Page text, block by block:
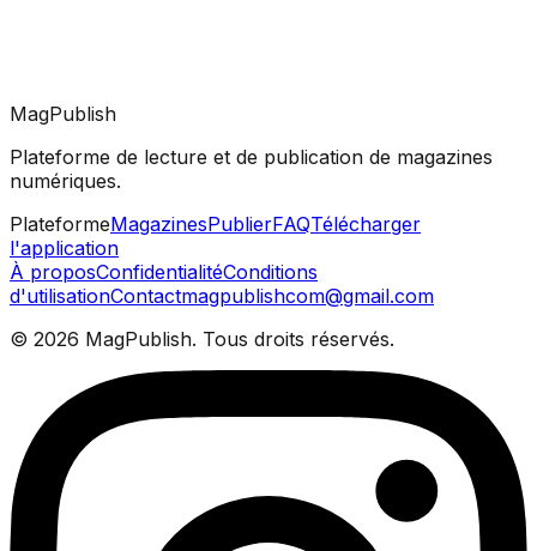
MagPublish
Plateforme de lecture et de publication de magazines
numériques.
PlateformeMagazinesPublierFAQTélécharger
l'application
À proposConfidentialitéConditions
d'utilisationContactmagpublishcom@gmail.com
© 2026 MagPublish. Tous droits réservés.